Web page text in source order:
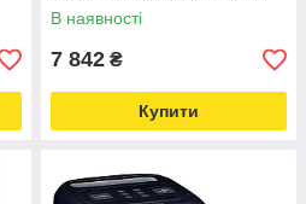
В наявності
7 842 ₴
Купити